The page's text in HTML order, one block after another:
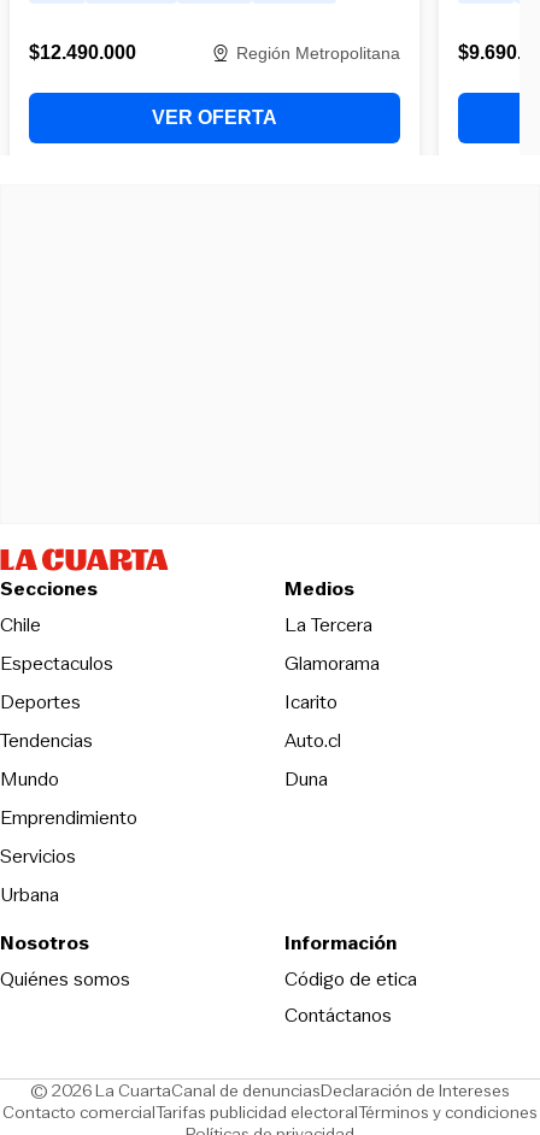
Secciones
Chile
Espectaculos
Deportes
Tendencias
Mundo
Emprendimiento
Servicios
Urbana
Medios
La TerceraOpens in new
Glamorama
Icarito
Auto.cl
DunaOpens in new window
Nosotros
Quiénes somos
Información
Código de eticaOpens in new
Contáctanos
© 2026 La CuartaCanal de denunciasOpens in new window
Declaración de Intereses
Contacto comercialOpens in new window
Tarifas publicidad electoralOpens in new window
Términos y condiciones